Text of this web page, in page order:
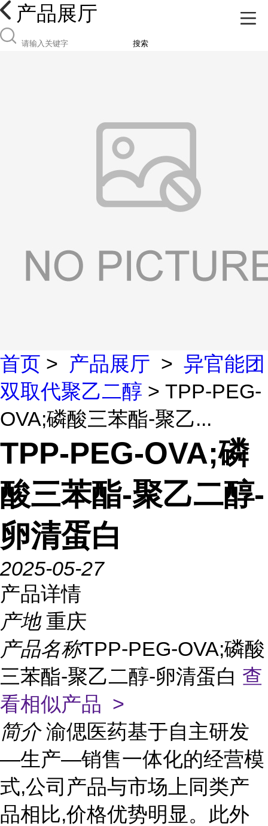
产品展厅
搜索
首页 > 产品展厅 > 异官能团
双取代聚乙二醇 > TPP-PEG-
OVA;磷酸三苯酯-聚乙...
TPP-PEG-OVA;磷
酸三苯酯-聚乙二醇-
卵清蛋白
2025-05-27
产品详情
产地 重庆
产品名称TPP-PEG-OVA;磷酸
三苯酯-聚乙二醇-卵清蛋白 查
看相似产品 >
简介 渝偲医药基于自主研发
—生产—销售一体化的经营模
式,公司产品与市场上同类产
品相比,价格优势明显。此外